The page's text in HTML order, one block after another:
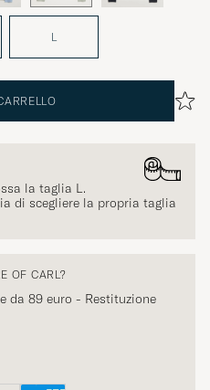
L
la taglia L.
di scegliere la propria taglia
OF CARL?
da 89 euro - Restituzione